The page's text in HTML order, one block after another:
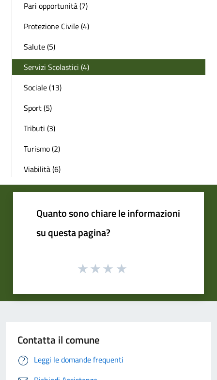
Pari opportunità (7)
Protezione Civile (4)
Salute (5)
Servizi Scolastici (4)
Sociale (13)
Sport (5)
Tributi (3)
Turismo (2)
Viabilità (6)
Quanto sono chiare le informazioni
su questa pagina?
Contatta il comune
Leggi le domande frequenti